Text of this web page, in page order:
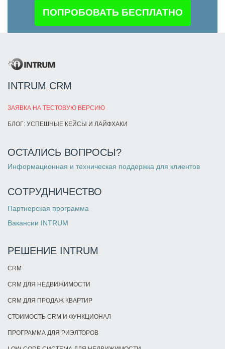
ПОПРОБОВАТЬ БЕСПЛАТНО
INTRUM CRM
ЗАЯВКА НА ТЕСТОВУЮ ВЕРСИЮ
БЛОГ: УСПЕШНЫЕ КЕЙСЫ И ЛАЙФХАКИ
ОСТАЛИСЬ ВОПРОСЫ?
Информационная и техническая поддержка для клиентов
СОТРУДНИЧЕСТВО
Партнерская программа
Вакансии INTRUM
РЕШЕНИЕ INTRUM
CRM
CRM ДЛЯ НЕДВИЖИМОСТИ
CRM ДЛЯ ПРОДАЖ КВАРТИР
СТОИМОСТЬ CRM И ФУНКЦИОНАЛ
ПРОГРАММА ДЛЯ РИЭЛТОРОВ